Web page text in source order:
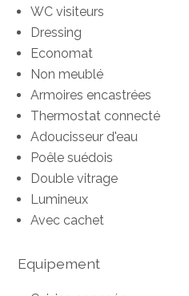
WC visiteurs
Dressing
Economat
Non meublé
Armoires encastrées
Thermostat connecté
Adoucisseur d'eau
Poêle suédois
Double vitrage
Lumineux
Avec cachet
Equipement